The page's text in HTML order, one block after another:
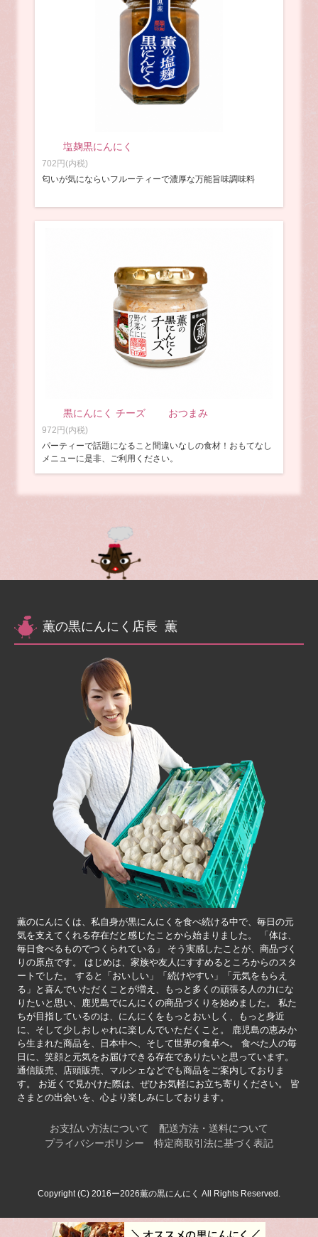
塩麹黒にんにく
702円(内税)
匂いが気にならいフルーティーで濃厚な万能旨味調味料
黒にんにく チーズ おつまみ
972円(内税)
パーティーで話題になること間違いなしの食材！おもてなし
メニューに是非、ご利用ください。
薫の黒にんにく店長 薫
薫のにんにくは、私自身が黒にんにくを食べ続ける中で、毎日の元
気を支えてくれる存在だと感じたことから始まりました。 「体は、
毎日食べるものでつくられている」 そう実感したことが、商品づく
りの原点です。 はじめは、家族や友人にすすめるところからのスタ
ートでした。 すると「おいしい」「続けやすい」「元気をもらえ
る」と喜んでいただくことが増え、もっと多くの頑張る人の力にな
りたいと思い、鹿児島でにんにくの商品づくりを始めました。 私た
ちが目指しているのは、にんにくをもっとおいしく、もっと身近
に、そして少しおしゃれに楽しんでいただくこと。 鹿児島の恵みか
ら生まれた商品を、日本中へ、そして世界の食卓へ。 食べた人の毎
日に、笑顔と元気をお届けできる存在でありたいと思っています。
通信販売、店頭販売、マルシェなどでも商品をご案内しておりま
す。 お近くで見かけた際は、ぜひお気軽にお立ち寄りください。 皆
さまとの出会いを、心より楽しみにしております。
お支払い方法について
配送方法・送料について
プライバシーポリシー
特定商取引法に基づく表記
Copyright (C) 2016ー2026薫の黒にんにく All Rights Reserved.